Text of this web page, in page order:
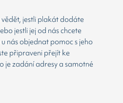
jestli plakát dodáte
jestli jej od nás chcete
nás objednat pomoc s jeho
připraveni přejít ke
je zadání adresy a samotné